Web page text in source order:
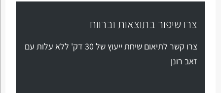
צרו שיפור בתוצאות וברווח
צרו קשר לתיאום שיחת ייעוץ של 30 דק' ללא עלות עם
זאב רונן